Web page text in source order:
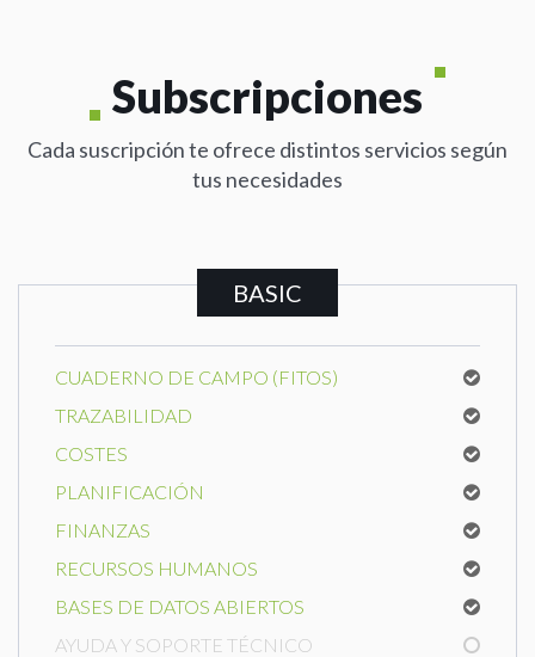
Subscripciones
Cada suscripción te ofrece distintos servicios según
tus necesidades
BASIC
CUADERNO DE CAMPO (FITOS)
TRAZABILIDAD
COSTES
PLANIFICACIÓN
FINANZAS
RECURSOS HUMANOS
BASES DE DATOS ABIERTOS
AYUDA Y SOPORTE TÉCNICO